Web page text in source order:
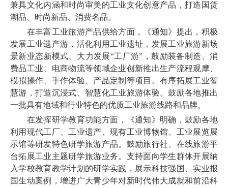
兼具文化内涵和时尚审美的工业文化创意产品，打造国货
潮品、时尚新品、消费名品。
在丰富工业旅游产品供给方面，《通知》提出，积极
发展工业遗产游，活化利用工业遗址，发展工业旅游新场
景新业态新模式。大力发展“工厂游”，鼓励装备制造、消
费品工业、电商物流等领域企业创新推出生产流程观摩、
模拟操作、手作体验、产品定制等项目。有序拓展工业智
慧游，打造沉浸式、智慧化工业旅游体验。鼓励各地推出
一批具有地域和行业特色的优质工业旅游线路和品牌。
在发挥研学教育功能方面，《通知》明确，鼓励各地
利用现代工厂、工业遗产、现有工业博物馆、工业展览展
示馆等研发特色研学旅游产品。鼓励旅行社、在线旅游平
台拓展工业主题研学旅游业务。支持面向学生群体开展纳
入学校教育教学计划的研学实践，展示科技强国、实业报
国生动案例，增进广大青少年对新时代伟大成就和前沿科